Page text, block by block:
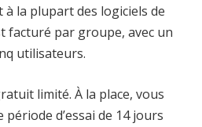
la plupart des logiciels de
facturé par groupe, avec un
utilisateurs.
limité. À la place, vous
période d’essai de 14 jours